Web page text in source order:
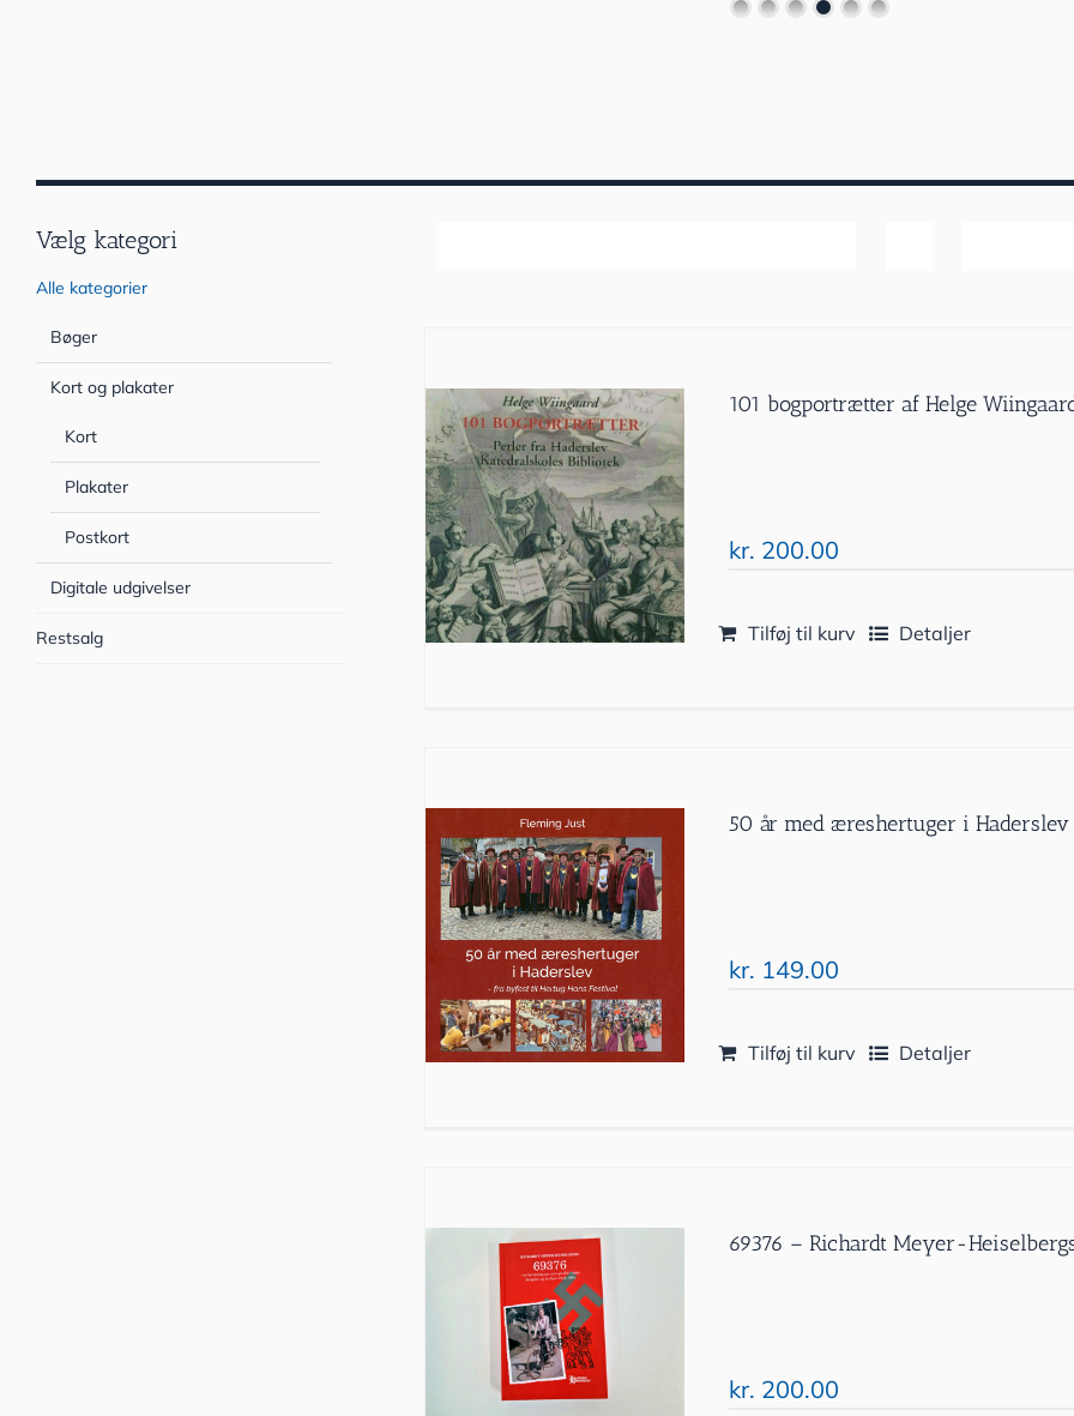
101 bogportrætter af Helge
kr. 200.00
Tilføj til kurv Detaljer
50 år med æreshertuger i Haderslev
kr. 149.00
Tilføj til kurv Detaljer
69376 – Richardt Meyer-
kr. 200.00
Vælg kategori
Alle kategorier
Bøger
Kort og plakater
Kort
Plakater
Postkort
Digitale udgivelser
Restsalg